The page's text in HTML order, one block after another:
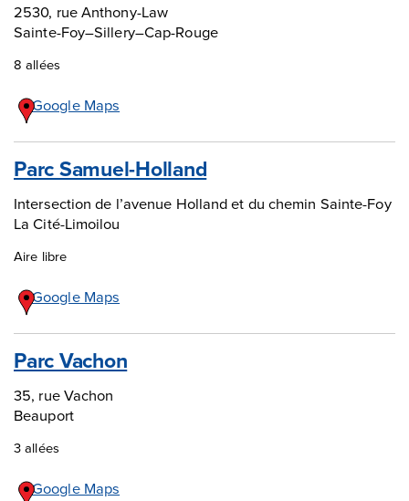
2530, rue Anthony-Law
Sainte-Foy–Sillery–Cap-Rouge
8 allées
Google Maps
Parc Samuel-Holland
Intersection de l’avenue Holland et du chemin Sainte-Foy
La Cité-Limoilou
Aire libre
Google Maps
Parc Vachon
35, rue Vachon
Beauport
3 allées
Google Maps